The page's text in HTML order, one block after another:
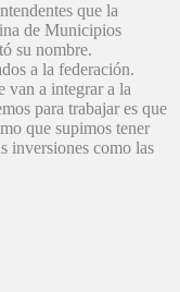
que la
de Municipios
su nombre.
a la federación.
van a integrar a la
para trabajar es que
que supimos tener
inversiones como las